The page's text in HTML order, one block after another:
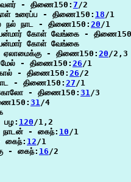
வளர் - திணை150:7/2
உரைப்ப - திணை150: 18/1
நல் நாட - திணை150: 20/1
கோள் வேங்கை -
கோள் வேங்கை
- திணை150:
20/2,3
- திணை150: 26/1
- திணை150: 26/2
- திணை150: 27/1
- திணை150: 31/3
31/4
பழ:
120/1,2
- கைந்: 10/1
கைந்: 12/1
- கைந்: 16/2